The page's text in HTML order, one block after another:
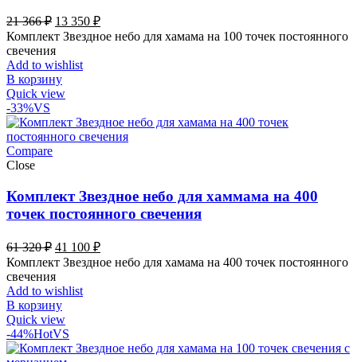
21 366₽ Первоначальная
цена
составляла
21
366 ₽.
13 350 ₽Текущая
цена:
Комплект Звездное небо для хамама на 100 точек постоянного
свечения
Add to wishlist
В корзину
Quick view
-33%VS
Compare
Close
Комплект Звездное небо для хаммама на 400
точек постоянного свечения
61 320₽ Первоначальная
цена
составляла
61
320 ₽.
41 100 ₽Текущая
цена:
Комплект Звездное небо для хамама на 400 точек постоянного
свечения
Add to wishlist
В корзину
Quick view
-44%HotVS